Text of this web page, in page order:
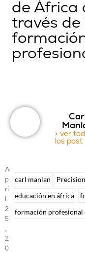
de África
través de
> ver
los post
A
P
Ri
L
2
5
2
0
carl manlan
educación en áfrica
formación profesional